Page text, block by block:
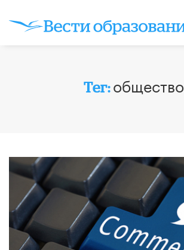
Тег:общество